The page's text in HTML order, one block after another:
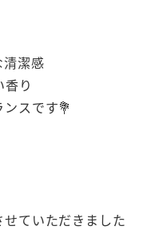
潔感
り
スです💐
ていただきました